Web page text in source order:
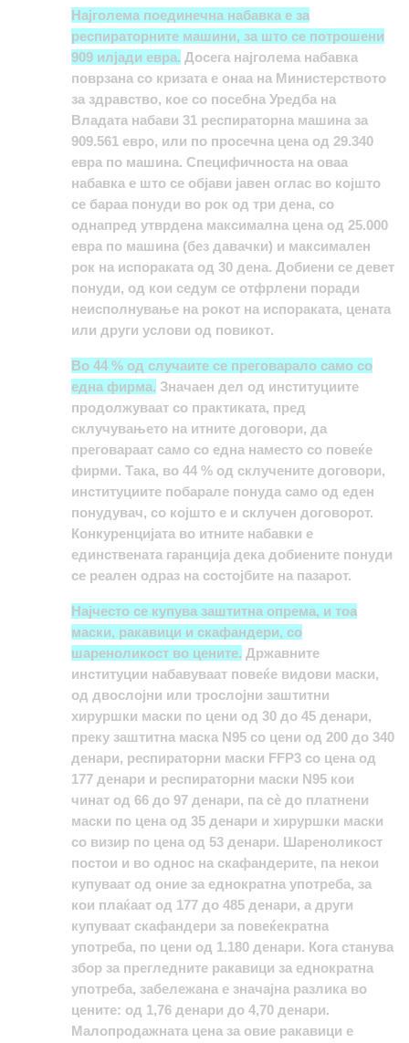
Најголема поединечна набавка е за
респираторните машини, за што се потрошени
909 илјади евра. Досега најголема набавка
поврзана со кризата е онаа на Министерството
за здравство, кое со посебна Уредба на
Владата набави 31 респираторна машина за
909.561 евро, или по просечна цена од 29.340
евра по машина. Специфичноста на оваа
набавка е што се објави јавен оглас во којшто
се бараа понуди во рок од три дена, со
однапред утврдена максимална цена од 25.000
евра по машина (без давачки) и максимален
рок на испораката од 30 дена. Добиени се девет
понуди, од кои седум се отфрлени поради
неисполнување на рокот на испораката, цената
или други услови од повикот.
Во 44 % од случаите се преговарало само со
една фирма. Значаен дел од институциите
продолжуваат со практиката, пред
склучувањето на итните договори, да
преговараат само со една наместо со повеќе
фирми. Така, во 44 % од склучените договори,
институциите побарале понуда само од еден
понудувач, со којшто е и склучен договорот.
Конкуренцијата во итните набавки е
единствената гаранција дека добиените понуди
се реален одраз на состојбите на пазарот.
Најчесто се купува заштитна опрема, и тоа
маски, ракавици и скафандери, со
шареноликост во цените. Државните
институции набавуваат повеќе видови маски,
од двослојни или трослојни заштитни
хируршки маски по цени од 30 до 45 денари,
преку заштитна маска N95 со цени од 200 до 340
денари, респираторни маски FFP3 со цена од
177 денари и респираторни маски N95 кои
чинат од 66 до 97 денари, па сè до платнени
маски по цена од 35 денари и хируршки маски
со визир по цена од 53 денари. Шареноликост
постои и во однос на скафандерите, па некои
купуваат од оние за еднократна употреба, за
кои плаќаат од 177 до 485 денари, а други
купуваат скафандери за повеќекратна
употреба, по цени од 1.180 денари. Кога станува
збор за прегледните ракавици за еднократна
употреба, забележана е значајна разлика во
цените: од 1,76 денари до 4,70 денари.
Малопродажната цена за овие ракавици е